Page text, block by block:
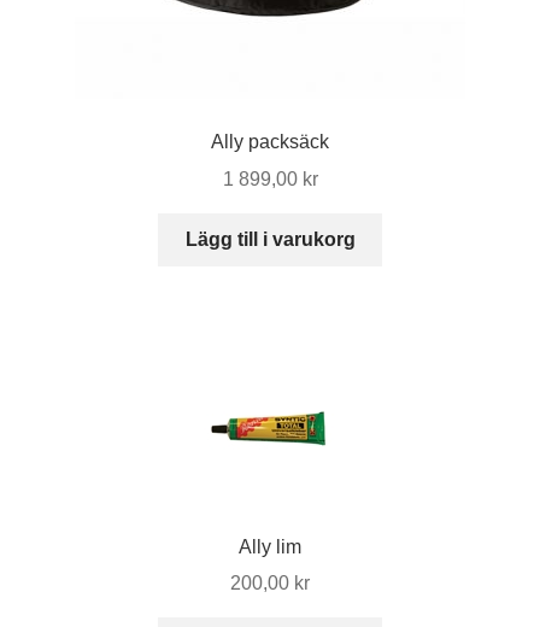
Ally packsäck
1 899,00 kr
Lägg till i varukorg
Ally lim
200,00 kr